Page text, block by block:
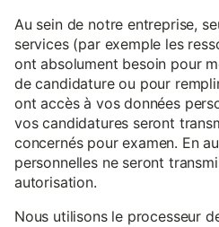
Au sein de notre entreprise,
services (par exemple les
ont absolument besoin pour
de candidature ou pour
ont accès à vos données
vos candidatures seront
concernés pour examen. En
personnelles ne seront
autorisation.
Nous utilisons le processeur